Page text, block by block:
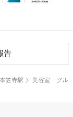
告
本笠寺駅
美容室 グル